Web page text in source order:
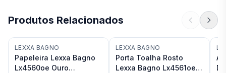
Produtos Relacionados
LEXXA BAGNO
Papeleira Lexxa Bagno
Lx4560oe Ouro
LEXXA BAGNO
Porta Toalha Rosto
Lexxa Bagno Lx4561oe